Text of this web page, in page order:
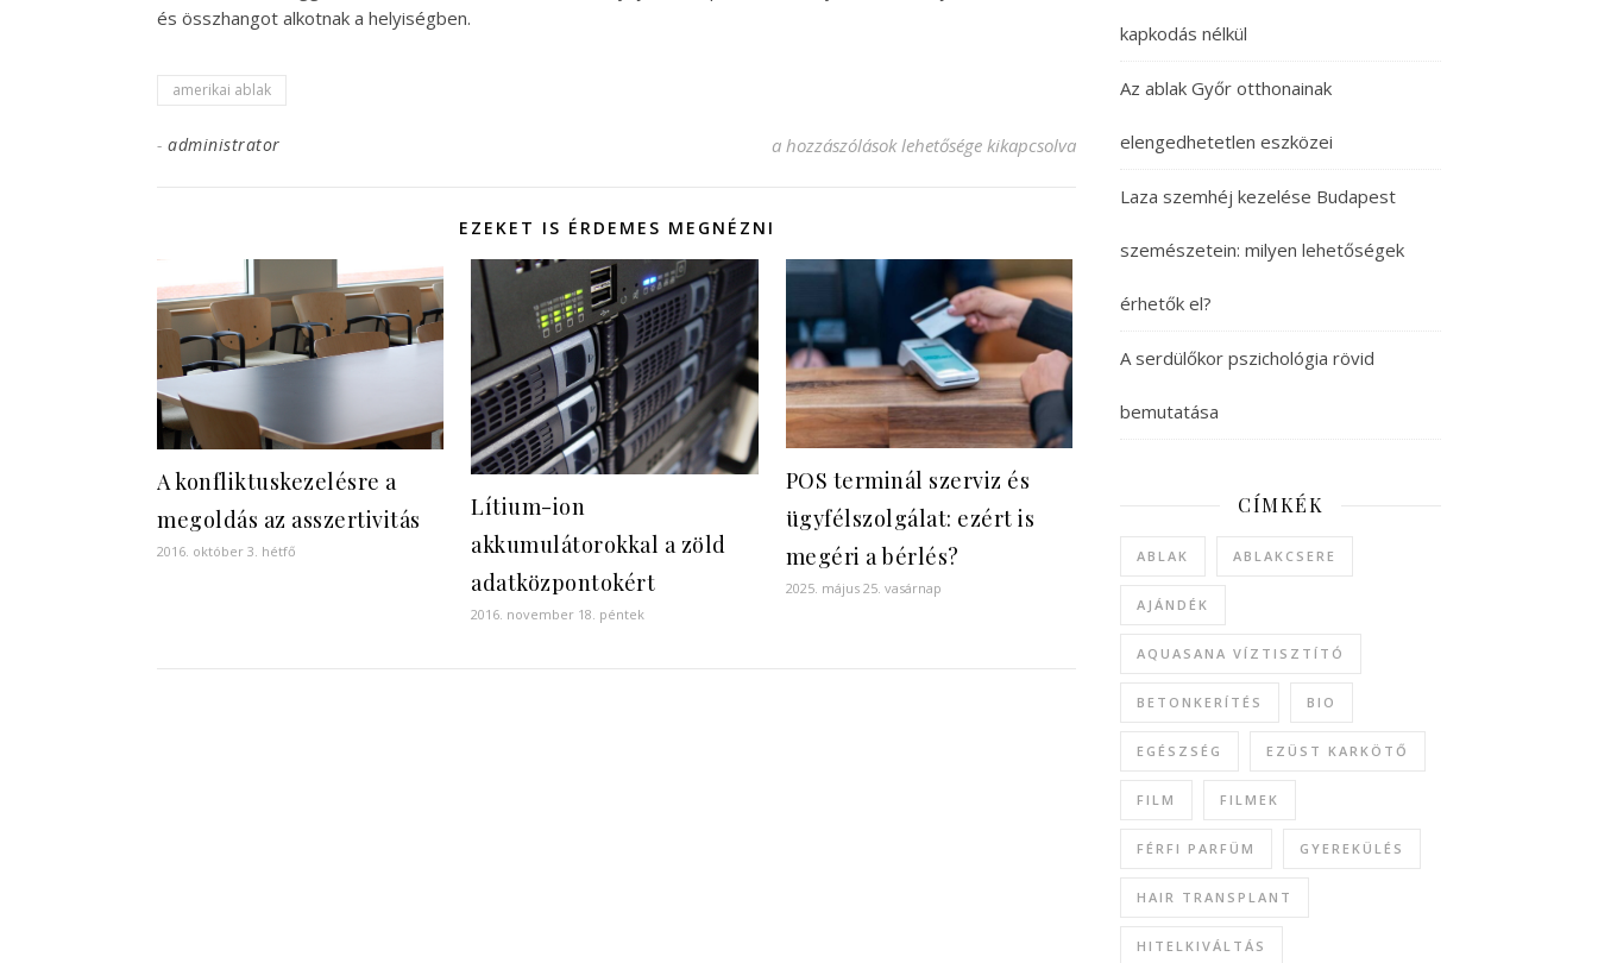
és összhangot alkotnak a helyiségben.
amerikai ablak
- administrator Helytakarékos amerikai ablakok bejegyzéshez
a hozzászólások lehetősége kikapcsolva
EZEKET IS ÉRDEMES MEGNÉZNI
A konfliktuskezelésre a
megoldás az asszertivitás
2016. október 3. hétfő
Lítium-ion
akkumulátorokkal a zöld
adatközpontokért
2016. november 18. péntek
POS terminál szerviz és
ügyfélszolgálat: ezért is
megéri a bérlés?
2025. május 25. vasárnap
kapkodás nélkül
Az ablak Győr otthonainak
elengedhetetlen eszközei
Laza szemhéj kezelése Budapest
szemészetein: milyen lehetőségek
érhetők el?
A serdülőkor pszichológia rövid
bemutatása
CÍMKÉK
ABLAK ABLAKCSERE
AJÁNDÉK
AQUASANA VÍZTISZTÍTÓ
BETONKERÍTÉS BIO
EGÉSZSÉG EZÜST KARKÖTŐ
FILM FILMEK
FÉRFI PARFÜM GYEREKÜLÉS
HAIR TRANSPLANT
HITELKIVÁLTÁS